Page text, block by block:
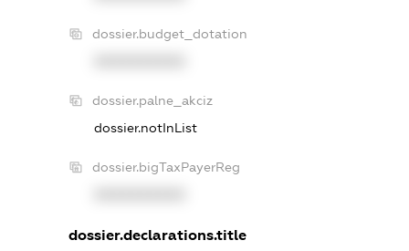
dossier.budget_dotation
dossier.palne_akciz
dossier.notInList
dossier.bigTaxPayerReg
dossier.declarations.title